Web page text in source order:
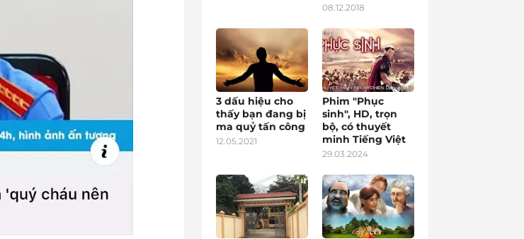
08.12.2018
3 dấu hiệu cho
thấy bạn đang bị
ma quỷ tấn công
12.05.2021
Phim "Phục
sinh", HD, trọn
bộ, có thuyết
minh Tiếng Việt
29.03.2024